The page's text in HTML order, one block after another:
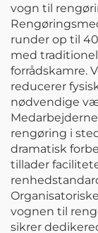
vogn til
runder op til
med
forrådskamre.
reducerer
nødvendige
rengøring i
dramatisk
tillader
vognen til
sikrer